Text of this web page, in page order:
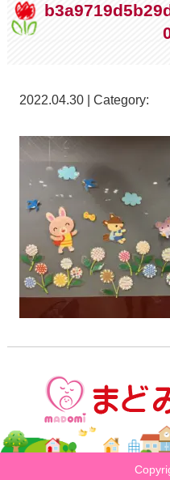
2022.04.30 | Category: